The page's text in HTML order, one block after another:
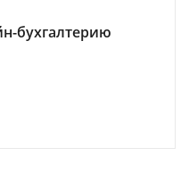
бухгалтерию